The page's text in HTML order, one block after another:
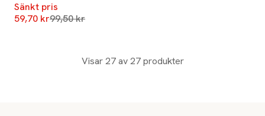
Sänkt pris
59,70 krLägsta pris 30 dagar
99,50 kr
Visar 27 av 27 produkter